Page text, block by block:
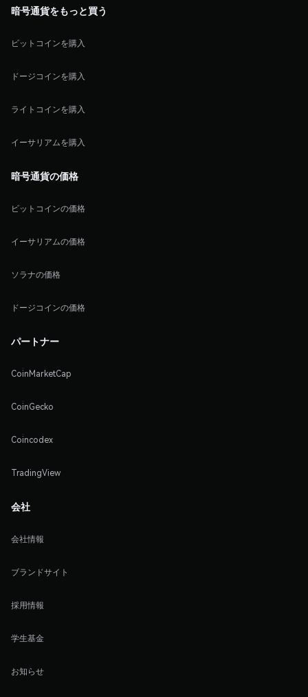
暗号通貨をもっと買う
ビットコインを購入
ドージコインを購入
ライトコインを購入
イーサリアムを購入
暗号通貨の価格
ビットコインの価格
イーサリアムの価格
ソラナの価格
ドージコインの価格
パートナー
CoinMarketCap
CoinGecko
Coincodex
TradingView
会社
会社情報
ブランドサイト
採用情報
学生基金
お知らせ